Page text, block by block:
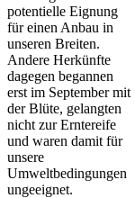
potentielle Eignung
für einen Anbau in
unseren Breiten.
Andere Herkünfte
dagegen begannen
erst im September mit
der Blüte, gelangten
nicht zur Erntereife
und waren damit für
unsere
Umweltbedingungen
ungeeignet.